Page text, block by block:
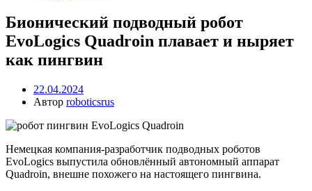
Бионический подводный робот
EvoLogics Quadroin плавает и ныряет
как пингвин
22.04.2024
Автор roboticsrus
Немецкая компания-разработчик подводных роботов
EvoLogics выпустила обновлённый автономный аппарат
Quadroin, внешне похожего на настоящего пингвина.